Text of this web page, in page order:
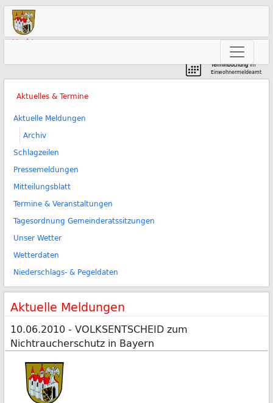
Markt
Terminbuchungim
Einwohnermeldeamt
Aktuelles & Termine
Aktuelle Meldungen
Archiv
Schlagzeilen
Pressemeldungen
Mitteilungsblatt
Termine & Veranstaltungen
Tagesordnung Gemeinderatssitzungen
Unser Wetter
Wetterdaten
Niederschlags- & Pegeldaten
Aktuelle Meldungen
10.06.2010 - VOLKSENTSCHEID zum
Nichtraucherschutz in Bayern